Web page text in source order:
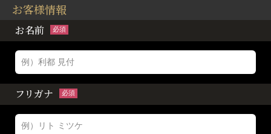
お客様情報
お名前 必須
フリガナ 必須